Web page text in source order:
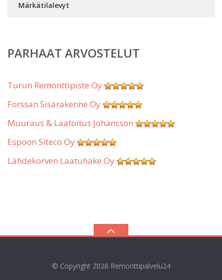
Märkätilalevyt
PARHAAT ARVOSTELUT
Turun Remonttipiste Oy
Forssan Sisärakenne Oy
Muuraus & Laatoitus Johansson
Espoon Siteco Oy
Lähdekorven Laatuhake Oy
© Copyright 2026 Remonttipalvelu24